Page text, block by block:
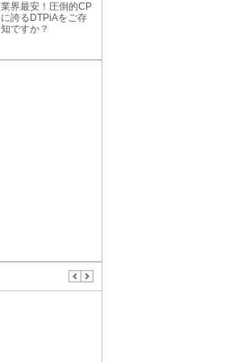
業界最安！圧倒的CP
に誇るDTPiAをご存
知ですか？